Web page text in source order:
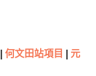
何文田站項目
元